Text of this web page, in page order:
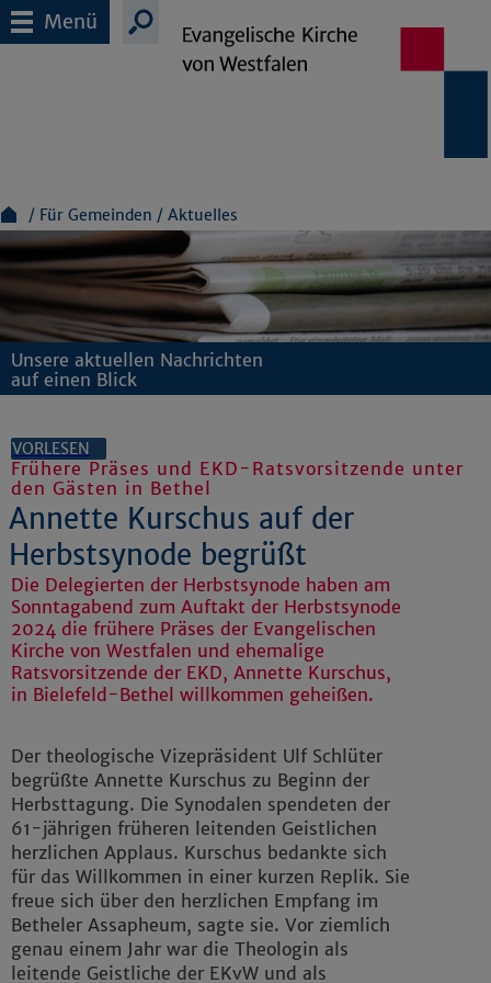
Menü
Für Gemeinden Aktuelles
Unsere aktuellen Nachrichten
auf einen Blick
VORLESEN
Frühere Präses und EKD-Ratsvorsitzende unter
den Gästen in Bethel
Annette Kurschus auf der
Herbstsynode begrüßt
Die Delegierten der Herbstsynode haben am
Sonntagabend zum Auftakt der Herbstsynode
2024 die frühere Präses der Evangelischen
Kirche von Westfalen und ehemalige
Ratsvorsitzende der EKD, Annette Kurschus,
in Bielefeld-Bethel willkommen geheißen.
Der theologische Vizepräsident Ulf Schlüter
begrüßte Annette Kurschus zu Beginn der
Herbsttagung. Die Synodalen spendeten der
61-jährigen früheren leitenden Geistlichen
herzlichen Applaus. Kurschus bedankte sich
für das Willkommen in einer kurzen Replik. Sie
freue sich über den herzlichen Empfang im
Betheler Assapheum, sagte sie. Vor ziemlich
genau einem Jahr war die Theologin als
leitende Geistliche der EKvW und als